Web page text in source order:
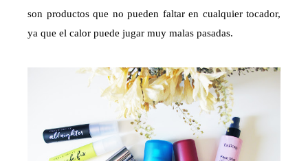
son productos que no pueden faltar en cualquier tocador,
ya que el calor puede jugar muy malas pasadas.